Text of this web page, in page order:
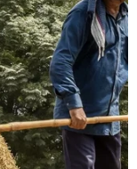
đội Nga tiêu
những cuộc tấn
pháo